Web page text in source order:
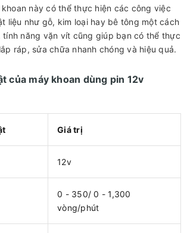
này có thể thực hiện các công việc
liệu như gỗ, kim loại hay bê tông một cách
năng vặn vít cũng giúp bạn có thể thực
ráp, sửa chữa nhanh chóng và hiệu quả.
của máy khoan dùng pin 12v
Giá trị
12v
0 - 350/ 0 - 1,300
vòng/phút